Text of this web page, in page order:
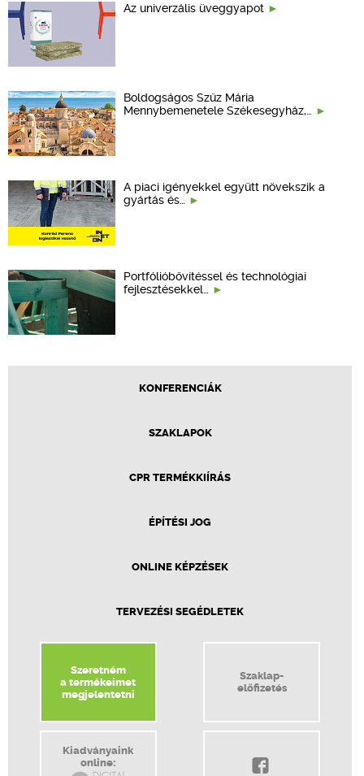
Az univerzális üveggyapot
Boldogságos Szűz Mária
Mennybemenetele Székesegyház,…
A piaci igényekkel együtt növekszik a
gyártás és…
Portfólióbővítéssel és technológiai
fejlesztésekkel…
KONFERENCIÁK
SZAKLAPOK
CPR TERMÉKKIÍRÁS
ÉPÍTÉSI JOG
ONLINE KÉPZÉSEK
TERVEZÉSI SEGÉDLETEK
Szeretném
a termékeimet
megjelentetni
Szaklap-
előfizetés
Kiadványaink
online: